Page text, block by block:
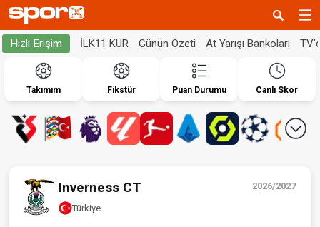
Hızlı Erişim İLK11 KUR Günün Özeti At Yarışı Bankoları
Takımım Fikstür Puan Durumu Canlı Skor
2026/2027
Inverness CT
Türkiye